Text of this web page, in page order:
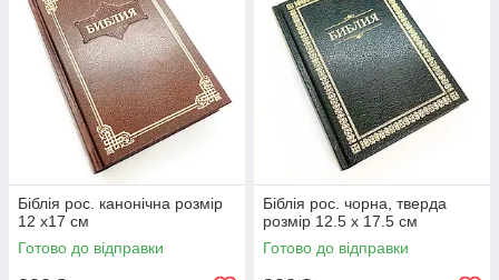
Біблія рос. канонічна розмір
12 х17 см
Готово до відправки
Біблія рос. чорна, тверда
розмір 12.5 х 17.5 см
Готово до відправки